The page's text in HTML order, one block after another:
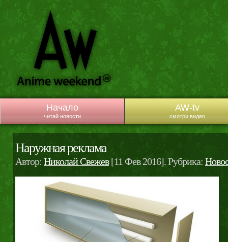
Начало
читай новости
AW-tv
смотри видео
Наружная реклама
Автор: Николай Свежев[11 Фев 2016]. Рубрика: